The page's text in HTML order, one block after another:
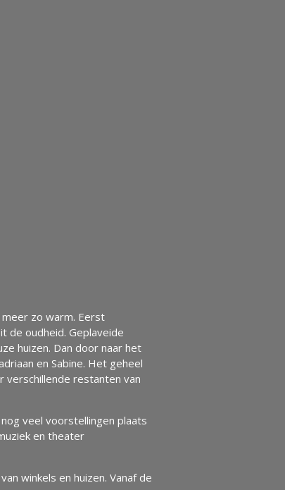
zo warm. Eerst
de oudheid. Geplaveide
huizen. Dan door naar het
en Sabine. Het geheel
verschillende restanten van
veel voorstellingen plaats
en theater
winkels en huizen. Vanaf de